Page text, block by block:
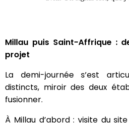
Millau puis Saint-Affrique :
projet
La demi-journée s’est
distincts, miroir des deux
fusionner.
À Millau d’abord : visite du